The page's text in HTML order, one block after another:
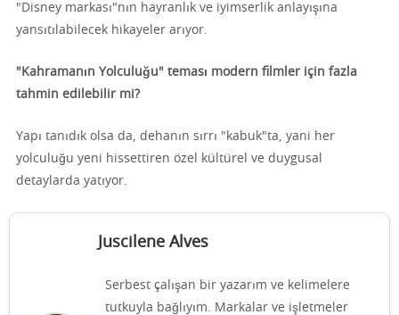
"Disney markası"nın hayranlık ve iyimserlik anlayışına
yansıtılabilecek hikayeler arıyor.
"Kahramanın Yolculuğu" teması modern filmler için fazla
tahmin edilebilir mi?
Yapı tanıdık olsa da, dehanın sırrı "kabuk"ta, yani her
yolculuğu yeni hissettiren özel kültürel ve duygusal
detaylarda yatıyor.
Juscilene Alves
Serbest çalışan bir yazarım ve kelimelere
tutkuyla bağlıyım. Markalar ve işletmeler